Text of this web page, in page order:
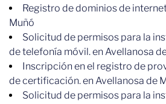
Registro de dominios de
Muñó
Solicitud de permisos para la
de telefonía móvil. en Avellanosa
Inscripción en el registro de
de certificación. en Avellanosa de
Solicitud de permisos para la